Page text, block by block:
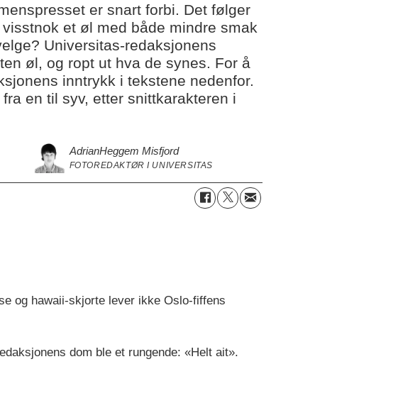
er snart forbi. Det følger
et øl med både mindre smak
Universitas-redaksjonens
øl, og ropt ut hva de synes. For å
inntrykk i tekstene nedenfor.
en til syv, etter snittkarakteren i
AdrianHeggem Misfjord
FOTOREDAKTØR I UNIVERSITAS
og hawaii-skjorte lever ikke Oslo-fiffens
dom ble et rungende: «Helt ait».